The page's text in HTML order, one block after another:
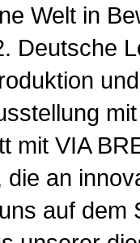
Welt in
Deutsche
mit VIA
die an
auf dem